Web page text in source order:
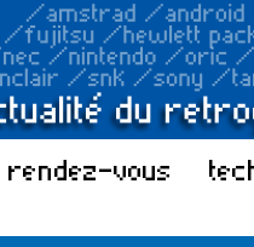
rendez-vous